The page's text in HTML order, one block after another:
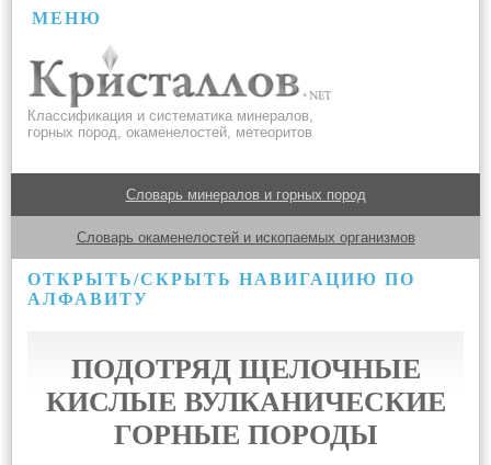
МЕНЮ
Классификация и систематика минералов,
горных пород, окаменелостей, метеоритов
Словарь минералов и горных пород
Словарь окаменелостей и ископаемых организмов
ОТКРЫТЬ/СКРЫТЬ НАВИГАЦИЮ ПО
АЛФАВИТУ
ПОДОТРЯД ЩЕЛОЧНЫЕ
КИСЛЫЕ ВУЛКАНИЧЕСКИЕ
ГОРНЫЕ ПОРОДЫ